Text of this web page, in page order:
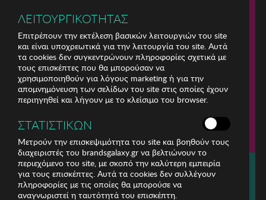
Για τηλεφωνικές παραγγελίες καλέστε
211 18 94 400
(Δευτέρα έως Παρασκευή 9:30 - 14:30 & 24ώρες Φωνητική Πύλη)
ΛΕΙΤΟΥΡΓΙΚΟΤΗΤΑΣ
Επιτρέπουν την εκτέλεση βασικών λειτουργιών του site
και είναι υποχρεωτικά για την λειτουργία του site. Αυτά
τα cookies δεν συγκεντρώνουν πληροφορίες σχετικά με
τους επισκέπτες που θα μπορούσαν να
χρησιμοποιηθούν για λόγους marketing ή για την
απομνημόνευση των σελίδων του site στις οποίες έχουν
περιηγηθεί και λήγουν με το κλείσιμο του browser.
ΣΤΑΤΙΣΤΙΚΩΝ
Μετρούν την επισκεψιμότητα του site και βοηθούν τους
διαχειριστές του brandsgalaxy.gr να βελτιώνουν το
περιεχόμενο του site, με σκοπό την καλύτερη εμπειρία
για τους επισκέπτες. Αυτά τα cookies δεν συλλέγουν
πληροφορίες με τις οποίες θα μπορούσε να
αναγνωριστεί η ταυτότητά του επισκέπτη.